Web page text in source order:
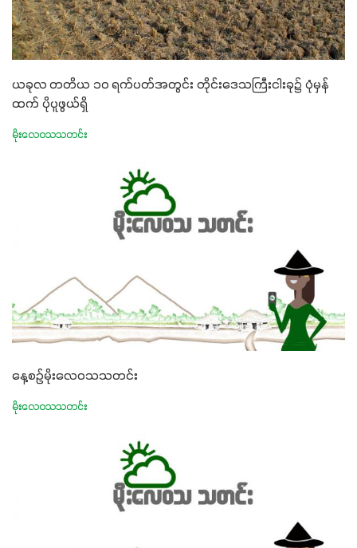
ယခုလ တတိယ ၁၀ ရက်ပတ်အတွင်း တိုင်းဒေသကြီးငါးခု၌ ပုံမှန်
ထက် ပိုပူဖွယ်ရှိ
မိုးလေဝသသတင်း
နေ့စဉ်မိုးလေဝသသတင်း
မိုးလေဝသသတင်း